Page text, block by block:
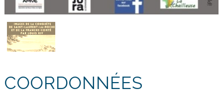
COORDONNÉES